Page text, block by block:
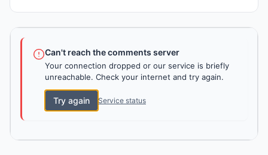
Can't reach the comments server
Your connection dropped or our service is briefly
unreachable. Check your internet and try again.
Try again Service status